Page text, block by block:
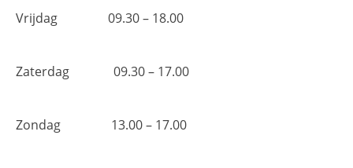
Vrijdag 09.30 – 18.00
Zaterdag 09.30 – 17.00
Zondag 13.00 – 17.00